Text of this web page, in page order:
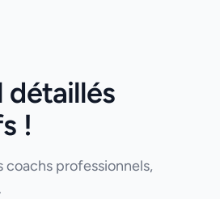
!
professionnels,